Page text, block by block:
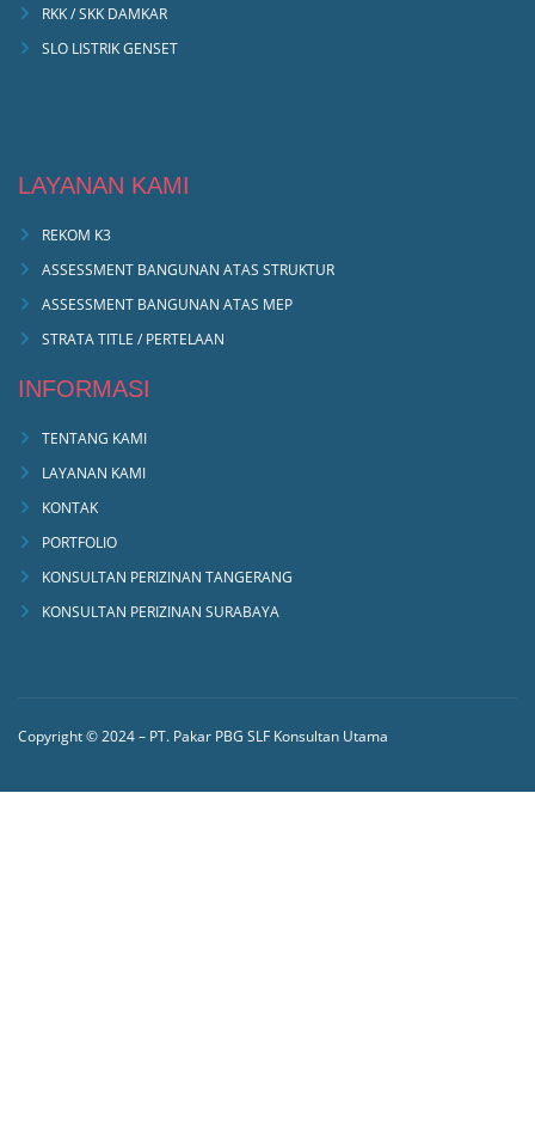
RKK / SKK DAMKAR
SLO LISTRIK GENSET
LAYANAN KAMI
REKOM K3
ASSESSMENT BANGUNAN ATAS STRUKTUR
ASSESSMENT BANGUNAN ATAS MEP
STRATA TITLE / PERTELAAN
INFORMASI
TENTANG KAMI
LAYANAN KAMI
KONTAK
PORTFOLIO
KONSULTAN PERIZINAN TANGERANG
KONSULTAN PERIZINAN SURABAYA
Copyright © 2024 – PT. Pakar PBG SLF Konsultan Utama